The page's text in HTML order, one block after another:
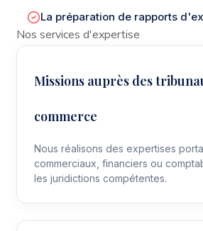
La préparation de rapports
Nos services d'expertise
Missions auprès des
commerce
Nous réalisons des expertises
commerciaux, financiers ou
les juridictions compétentes.